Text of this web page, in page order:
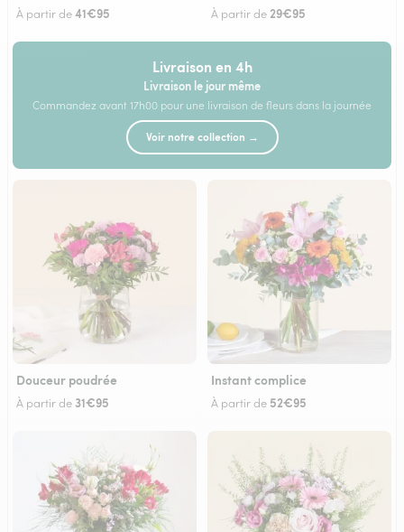
À partir de41€95 À partir de 29€95
Livraison en 4h
Livraison le jour même
Commandez avant 17h00 pour une livraison de fleurs dans la journée
Voir notre collection →
Douceur poudrée
À partir de 31€95
Instant complice
À partir de 52€95